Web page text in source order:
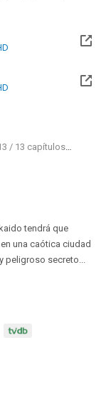
/ 13 capítulos
tendrá que
una caótica ciudad
peligroso secreto...